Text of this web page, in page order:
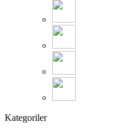
Kategoriler